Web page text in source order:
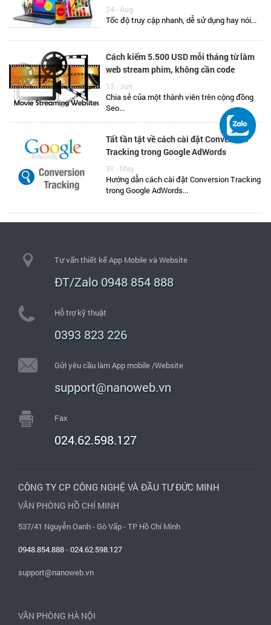
24 - Aug
Tốc độ truy cập nhanh, dễ sử dụng hay nói...
Cách kiếm 5.500 USD mỗi tháng từ làm
web stream phim, không cần code
13 - Jun
Chia sẻ của một thành viên trên cộng đồng
Seo...
Tất tần tật về cách cài đặt Conversion
Tracking trong Google AdWords
30 - May
Hướng dẫn cách cài đặt Conversion Tracking
trong Google AdWords...
Tư vấn thiết kế App Mobile và Website
ĐT/Zalo 0948 854 888
Hỗ trợ kỹ thuật
0393 823 226
Gửi yêu cầu làm App mobile /Website
support@nanoweb.vn
Fax
024.62.598.127
CÔNG TY CP CÔNG NGHỆ VÀ ĐẦU TƯ ĐỨC MINH
VĂN PHÒNG HỒ CHÍ MINH
537/41 Nguyễn Oanh - Gò Vấp - TP Hồ Chí Minh
0948.854.888-024.62.598.127
support@nanoweb.vn
VĂN PHÒNG HÀ NỘI